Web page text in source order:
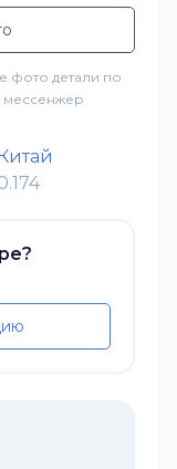
фото детали по
мессенжер